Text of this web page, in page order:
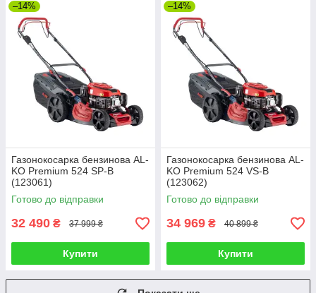
–14%
Газонокосарка бензинова AL-
KO Premium 524 SP-B
(123061)
Готово до відправки
32 490 ₴ 37 999 ₴
Купити
–14%
Газонокосарка бензинова AL-
KO Premium 524 VS-B
(123062)
Готово до відправки
34 969 ₴ 40 899 ₴
Купити